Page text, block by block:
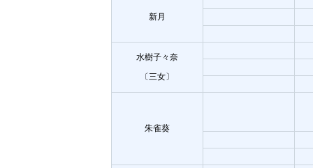
新月
水樹子々奈
〔三女〕
朱雀葵